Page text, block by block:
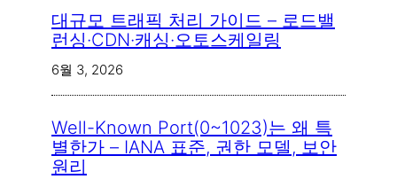
대규모 트래픽 처리 가이드 – 로드밸
런싱·CDN·캐싱·오토스케일링
6월 3, 2026
Well-Known Port(0~1023)는 왜 특
별한가 – IANA 표준, 권한 모델, 보안
원리